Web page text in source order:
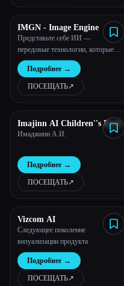
IMGN - Image Engine
Представьте себе ИИ —
передовые технологии, которые
легко использовать
Подробнее →
ПОСЕЩАТЬ↗︎
Imajinn AI Children''s Book
Имаджинн А.И.
Подробнее →
ПОСЕЩАТЬ↗︎
Vizcom AI
Следующее поколение
визуализации продукта
Подробнее →
ПОСЕЩАТЬ↗︎